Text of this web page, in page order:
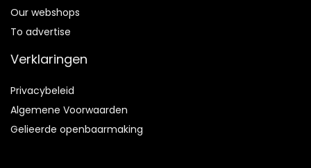
Our webshops
To advertise
Verklaringen
Privacybeleid
Algemene Voorwaarden
Gelieerde openbaarmaking